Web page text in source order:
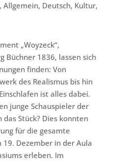
Allgemein, Deutsch, Kultur,
„Woyzeck“,
Büchner 1836, lassen sich
finden: Von
des Realismus bis hin
ist alles dabei.
junge Schauspieler der
Stück? Dies konnten
für die gesamte
19. Dezember in der Aula
erleben. Im